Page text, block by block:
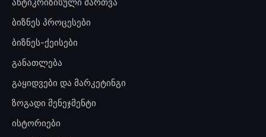
ბიზნეს პროცესები
ბიზნეს-ქეისები
განათლება
გაყიდვები და მარკეტინგი
ზოგადი მენეჯმენტი
ისტორიები